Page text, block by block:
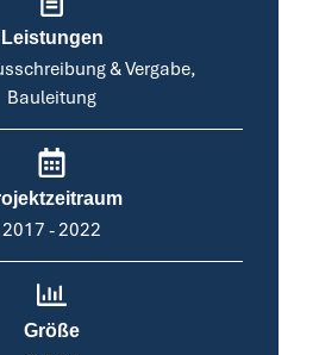
Leistungen
& Vergabe,
Bauleitung
2017 - 2022
Größe